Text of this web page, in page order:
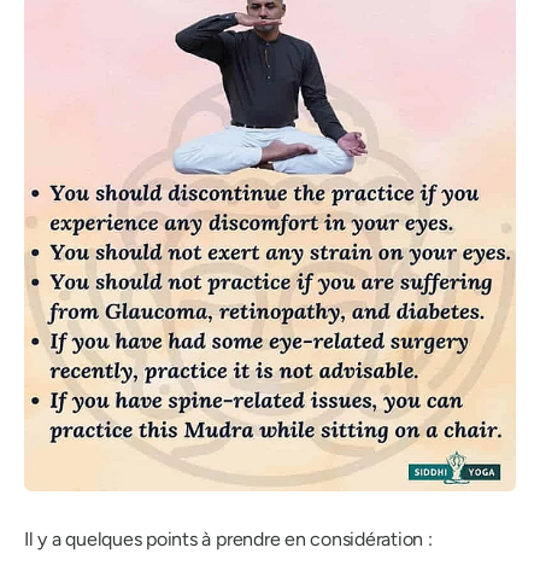
Il y a quelques points à prendre en considération :